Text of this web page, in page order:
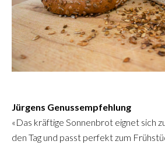
Jürgens Genussempfehlung
«Das kräftige Sonnenbrot eignet sich
den Tag und passt perfekt zum